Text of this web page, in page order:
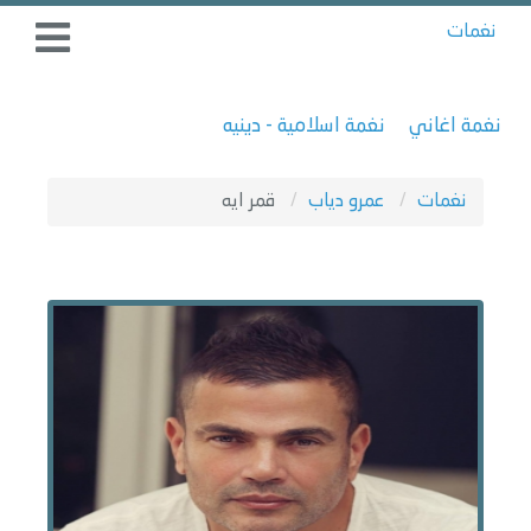
نغمات
نغمة اغاني نغمة اسلامية - دينيه
نغمات عمرو دياب قمر ايه